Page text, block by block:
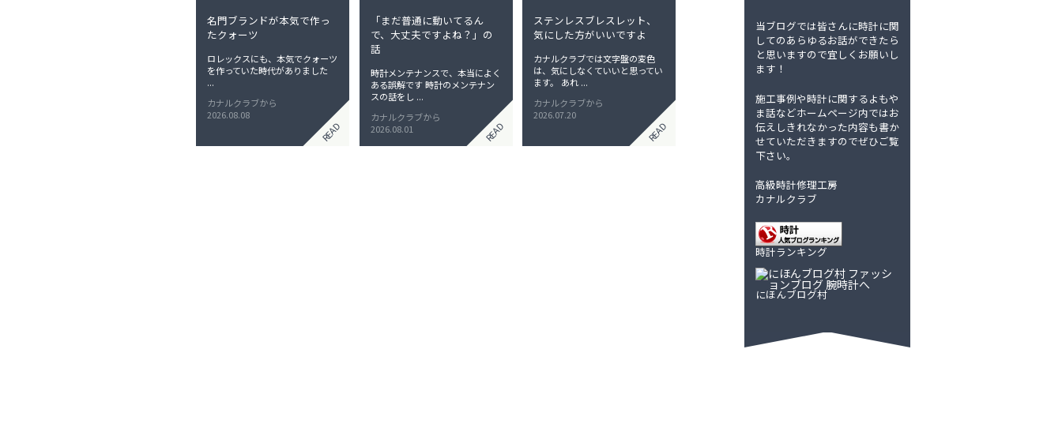
名門ブランドが本気で作っ
たクォーツ
ロレックスにも、本気でクォーツ
を作っていた時代がありました
...
カナルクラブから
2026.08.08
READ
「まだ普通に動いてるん
で、大丈夫ですよね？」の
話
時計メンテナンスで、本当によく
ある誤解です 時計のメンテナン
スの話をし ...
カナルクラブから
2026.08.01
READ
ステンレスブレスレット、
気にした方がいいですよ
カナルクラブでは文字盤の変色
は、気にしなくていいと思ってい
ます。 あれ ...
カナルクラブから
2026.07.20
READ
当ブログでは皆さんに時計に関
してのあらゆるお話ができたら
と思いますので宜しくお願いし
ます！
施工事例や時計に関するよもや
ま話などホームページ内ではお
伝えしきれなかった内容も書か
せていただきますのでぜひご覧
下さい。
高級時計修理工房
カナルクラブ
時計ランキング
にほんブログ村